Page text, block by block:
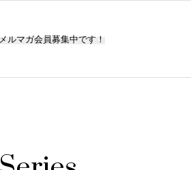
メルマガ会員募集中です！